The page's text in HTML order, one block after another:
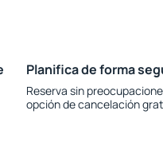
Planifica de forma
Reserva sin
opción de cancelación